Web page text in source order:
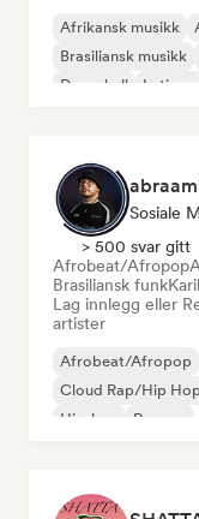
Afrikansk musikk
Brasiliansk musikk
Dancehall
Sosiale
> 500 svar gitt
Afrobeat/Afropop
Brasiliansk funk
Lag innlegg eller
artister
Afrobeat/Afropop
Cloud Rap/Hip Hop
Hip-hop
Reggae